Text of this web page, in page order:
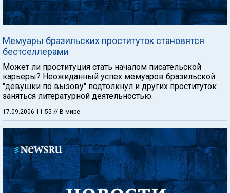
Мемуары бразильских проституток становятся
бестселлерами
Может ли проституция стать началом писательской
карьеры? Неожиданный успех мемуаров бразильской
"девушки по вызову" подтолкнул и других проституток
заняться литературной деятельностью.
17.09.2006 11:55 // В мире